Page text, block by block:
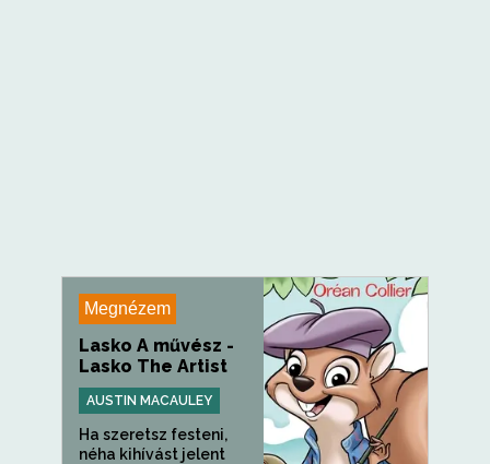
Megnézem
Lasko A művész -
Lasko The Artist
AUSTIN MACAULEY
Ha szeretsz festeni,
néha kihívást jelent